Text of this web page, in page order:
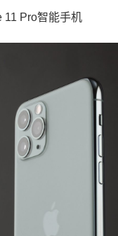
11 Pro智能手机